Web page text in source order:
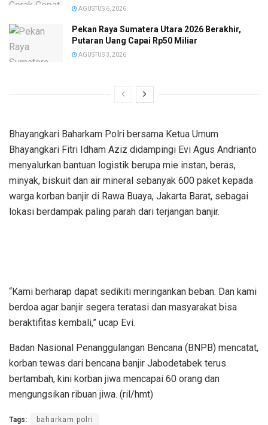
AGUSTUS 6, 2026
Pekan Raya Sumatera Utara 2026 Berakhir,
Putaran Uang Capai Rp50 Miliar
AGUSTUS 3, 2026
Bhayangkari Baharkam Polri bersama Ketua Umum
Bhayangkari Fitri Idham Aziz didampingi Evi Agus Andrianto
menyalurkan bantuan logistik berupa mie instan, beras,
minyak, biskuit dan air mineral sebanyak 600 paket kepada
warga korban banjir di Rawa Buaya, Jakarta Barat, sebagai
lokasi berdampak paling parah dari terjangan banjir.
“Kami berharap dapat sedikiti meringankan beban. Dan kami
berdoa agar banjir segera teratasi dan masyarakat bisa
beraktifitas kembali,” ucap Evi.
Badan Nasional Penanggulangan Bencana (BNPB) mencatat,
korban tewas dari bencana banjir Jabodetabek terus
bertambah, kini korban jiwa mencapai 60 orang dan
mengungsikan ribuan jiwa. (ril/hmt)
Tags: baharkam polri